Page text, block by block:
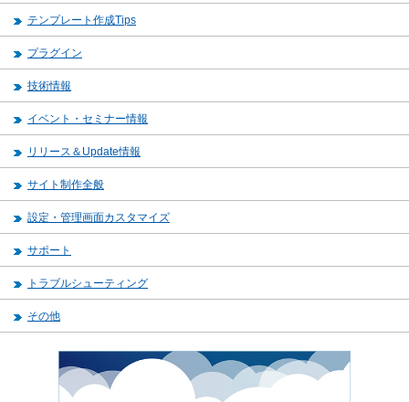
テンプレート作成Tips
プラグイン
技術情報
イベント・セミナー情報
リリース＆Update情報
サイト制作全般
設定・管理画面カスタマイズ
サポート
トラブルシューティング
その他